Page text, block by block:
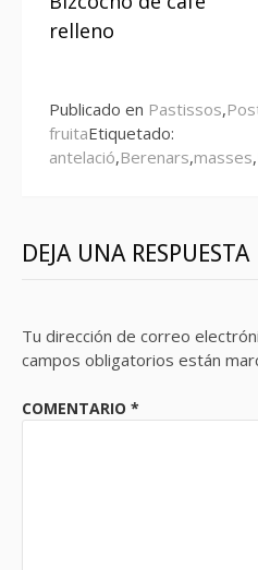
leyendo
relleno
Publicado en Pastissos,
fruitaEtiquetado:
antelació,Berenars,masses,
DEJA UNA RESPUESTA
Tu dirección de correo
campos obligatorios están
COMENTARIO *